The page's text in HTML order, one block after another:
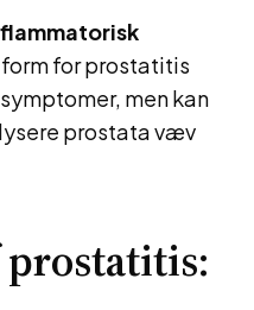
for prostatitis
men kan
prostata væv